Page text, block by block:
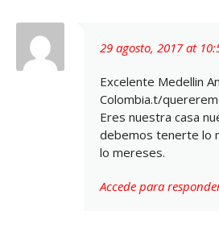
29 agosto, 2017 at
Excelente Medellin
Colombia.t/
Eres nuestra casa
debemos tenerte lo
lo mereses.
Accede para